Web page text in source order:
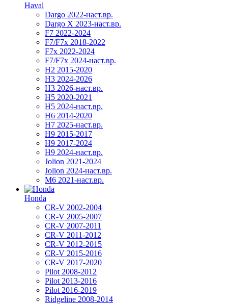
Haval
Dargo 2022-наст.вр.
Dargo X 2023-наст.вр.
F7 2022-2024
F7/F7x 2018-2022
F7x 2022-2024
F7/F7x 2024-наст.вр.
H2 2015-2020
H3 2024-2026
H3 2026-наст.вр.
H5 2020-2021
H5 2024-наст.вр.
H6 2014-2020
H7 2025-наст.вр.
H9 2015-2017
H9 2017-2024
H9 2024-наст.вр.
Jolion 2021-2024
Jolion 2024-наст.вр.
М6 2021-наст.вр.
Honda
CR-V 2002-2004
CR-V 2005-2007
CR-V 2007-2011
CR-V 2011-2012
CR-V 2012-2015
CR-V 2015-2016
CR-V 2017-2020
Pilot 2008-2012
Pilot 2013-2016
Pilot 2016-2019
Ridgeline 2008-2014